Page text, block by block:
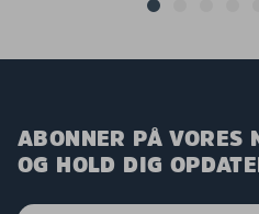
ABONNER PÅ VORES
OG HOLD DIG